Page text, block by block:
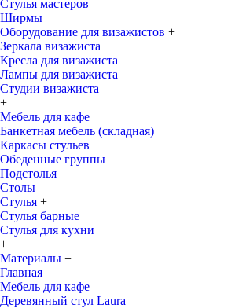
Стулья мастеров
Ширмы
Оборудование для визажистов +
Зеркала визажиста
Кресла для визажиста
Лампы для визажиста
Студии визажиста
+
Мебель для кафе
Банкетная мебель (складная)
Каркасы стульев
Обеденные группы
Подстолья
Столы
Стулья +
Стулья барные
Стулья для кухни
+
Материалы +
Главная
Мебель для кафе
Деревянный стул Laura